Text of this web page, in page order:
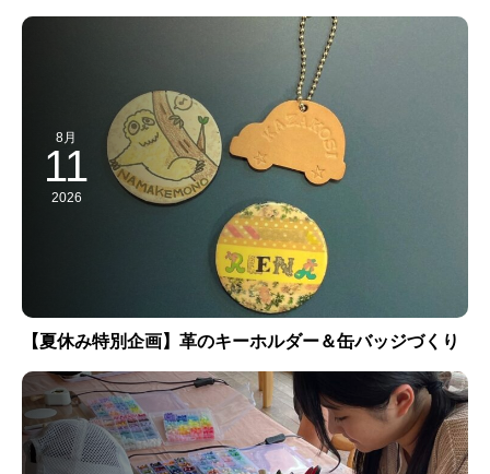
8月
11
2026
【夏休み特別企画】革のキーホルダー＆缶バッジづくり